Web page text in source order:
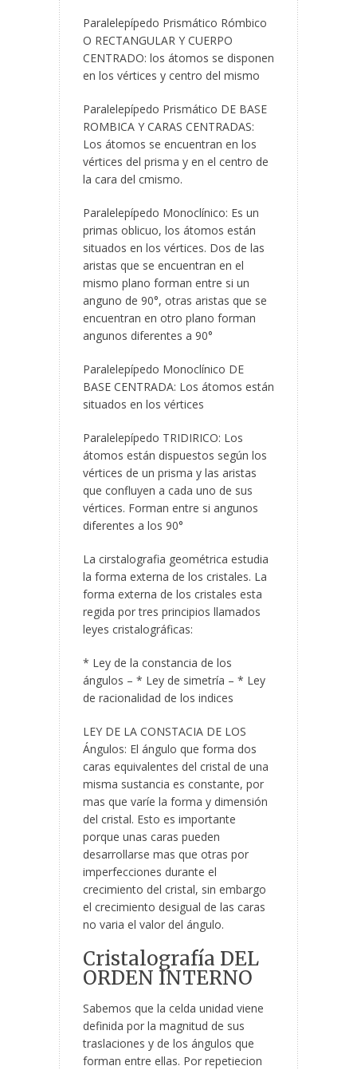
Paralelepípedo Prismático Rómbico
O RECTANGULAR Y CUERPO
CENTRADO: los átomos se disponen
en los vértices y centro del mismo
Paralelepípedo Prismático DE BASE
ROMBICA Y CARAS CENTRADAS:
Los átomos se encuentran en los
vértices del prisma y en el centro de
la cara del cmismo.
Paralelepípedo Monoclínico: Es un
primas oblicuo, los átomos están
situados en los vértices. Dos de las
aristas que se encuentran en el
mismo plano forman entre si un
anguno de 90°, otras aristas que se
encuentran en otro plano forman
angunos diferentes a 90°
Paralelepípedo Monoclínico DE
BASE CENTRADA: Los átomos están
situados en los vértices
Paralelepípedo TRIDIRICO: Los
átomos están dispuestos según los
vértices de un prisma y las aristas
que confluyen a cada uno de sus
vértices. Forman entre si angunos
diferentes a los 90°
La cirstalografia geométrica estudia
la forma externa de los cristales. La
forma externa de los cristales esta
regida por tres principios llamados
leyes cristalográficas:
* Ley de la constancia de los
ángulos – * Ley de simetría – * Ley
de racionalidad de los indices
LEY DE LA CONSTACIA DE LOS
Ángulos: El ángulo que forma dos
caras equivalentes del cristal de una
misma sustancia es constante, por
mas que varíe la forma y dimensión
del cristal. Esto es importante
porque unas caras pueden
desarrollarse mas que otras por
imperfecciones durante el
crecimiento del cristal, sin embargo
el crecimiento desigual de las caras
no varia el valor del ángulo.
Cristalografía DEL
ORDEN INTERNO
Sabemos que la celda unidad viene
definida por la magnitud de sus
traslaciones y de los ángulos que
forman entre ellas. Por repetiecion